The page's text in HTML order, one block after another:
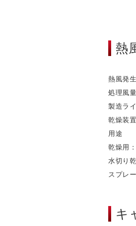
熱
熱風発
処理風
製造ラ
乾燥装
用途
乾燥用
水切り
スプレ
キ